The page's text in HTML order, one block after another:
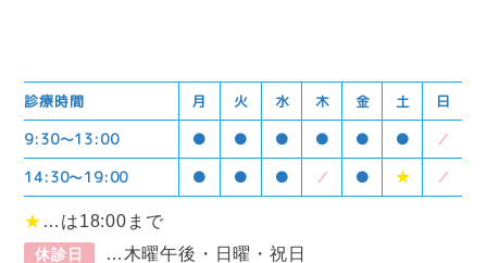
診療時間 月 火 水 木 金 土
日
9:30〜13:00
● ● ● ● ● ●
／
14:30〜19:00
● ● ● ／ ● ★ ／
★ …は18:00まで
休診日 …木曜午後・日曜・祝日